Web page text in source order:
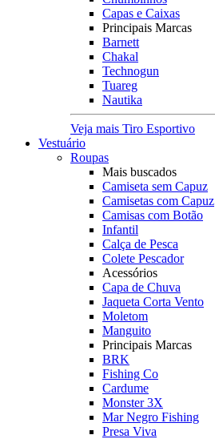
Capas e Caixas
Principais Marcas
Barnett
Chakal
Technogun
Tuareg
Nautika
Veja mais Tiro Esportivo
Vestuário
Roupas
Mais buscados
Camiseta sem Capuz
Camisetas com Capuz
Camisas com Botão
Infantil
Calça de Pesca
Colete Pescador
Acessórios
Capa de Chuva
Jaqueta Corta Vento
Moletom
Manguito
Principais Marcas
BRK
Fishing Co
Cardume
Monster 3X
Mar Negro Fishing
Presa Viva